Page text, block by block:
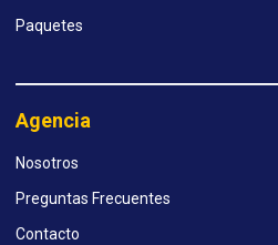
Paquetes
Agencia
Nosotros
Preguntas Frecuentes
Contacto